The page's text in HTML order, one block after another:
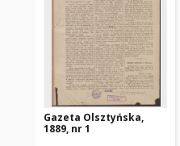
Gazeta Olsztyńska,
1889, nr 1